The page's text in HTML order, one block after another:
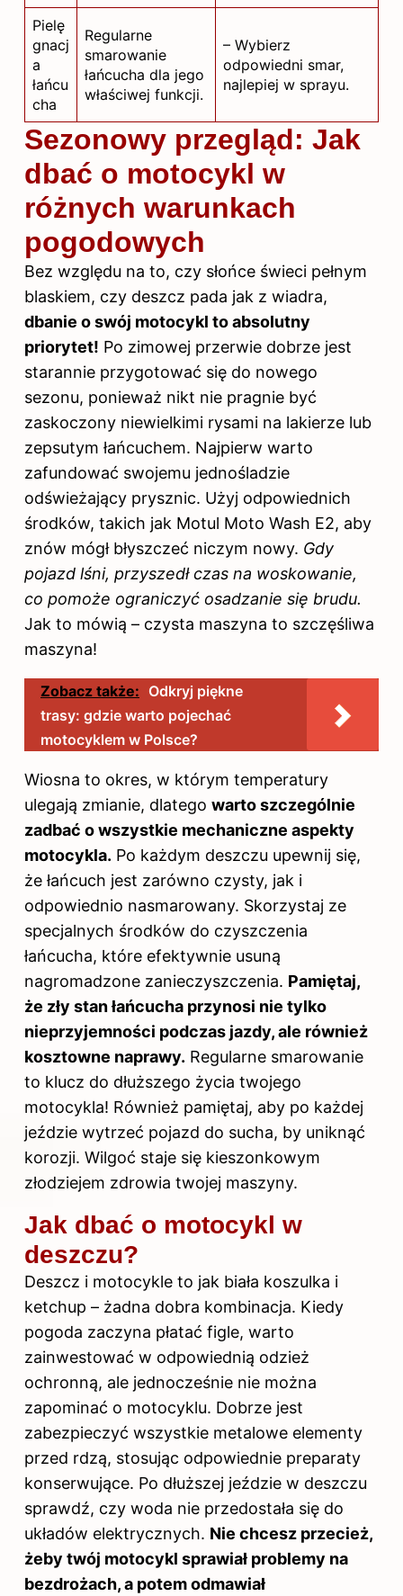
Pielę
gnacj
a
łańcu
cha
Regularne
smarowanie
łańcucha dla jego
właściwej funkcji.
– Wybierz
odpowiedni smar,
najlepiej w sprayu.
Sezonowy przegląd: Jak
dbać o motocykl w
różnych warunkach
pogodowych
Bez względu na to, czy słońce świeci pełnym
blaskiem, czy deszcz pada jak z wiadra,
dbanie o swój motocykl to absolutny
priorytet! Po zimowej przerwie dobrze jest
starannie przygotować się do nowego
sezonu, ponieważ nikt nie pragnie być
zaskoczony niewielkimi rysami na lakierze lub
zepsutym łańcuchem. Najpierw warto
zafundować swojemu jednośladzie
odświeżający prysznic. Użyj odpowiednich
środków, takich jak Motul Moto Wash E2, aby
znów mógł błyszczeć niczym nowy. Gdy
pojazd lśni, przyszedł czas na woskowanie,
co pomoże ograniczyć osadzanie się brudu.
Jak to mówią – czysta maszyna to szczęśliwa
maszyna!
Zobacz także: Odkryj piękne
trasy: gdzie warto pojechać
motocyklem w Polsce?
Wiosna to okres, w którym temperatury
ulegają zmianie, dlatego warto szczególnie
zadbać o wszystkie mechaniczne aspekty
motocykla. Po każdym deszczu upewnij się,
że łańcuch jest zarówno czysty, jak i
odpowiednio nasmarowany. Skorzystaj ze
specjalnych środków do czyszczenia
łańcucha, które efektywnie usuną
nagromadzone zanieczyszczenia. Pamiętaj,
że zły stan łańcucha przynosi nie tylko
nieprzyjemności podczas jazdy, ale również
kosztowne naprawy. Regularne smarowanie
to klucz do dłuższego życia twojego
motocykla! Również pamiętaj, aby po każdej
jeździe wytrzeć pojazd do sucha, by uniknąć
korozji. Wilgoć staje się kieszonkowym
złodziejem zdrowia twojej maszyny.
Jak dbać o motocykl w
deszczu?
Deszcz i motocykle to jak biała koszulka i
ketchup – żadna dobra kombinacja. Kiedy
pogoda zaczyna płatać figle, warto
zainwestować w odpowiednią odzież
ochronną, ale jednocześnie nie można
zapominać o motocyklu. Dobrze jest
zabezpieczyć wszystkie metalowe elementy
przed rdzą, stosując odpowiednie preparaty
konserwujące. Po dłuższej jeździe w deszczu
sprawdź, czy woda nie przedostała się do
układów elektrycznych. Nie chcesz przecież,
żeby twój motocykl sprawiał problemy na
bezdrożach, a potem odmawiał